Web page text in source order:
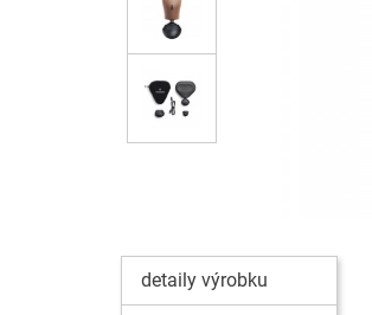
detaily výrobku